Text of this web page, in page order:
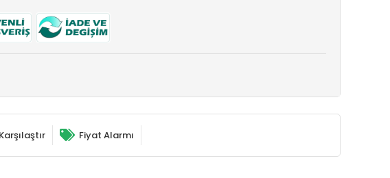
Karşılaştır Fiyat Alarmı